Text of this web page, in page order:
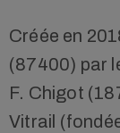
Créée en
(87400) par
F. Chigot
Vitrail